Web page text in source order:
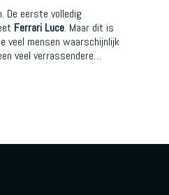
De eerste volledig
Ferrari Luce. Maar dit is
veel mensen waarschijnlijk
veel verrassendere
EV-platform, vier